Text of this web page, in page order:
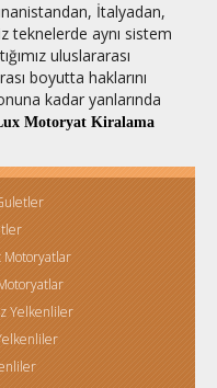
İtalyadan,
teknelerde aynı sistem
uluslararası
boyutta haklarını
kadar yanlarında
Motoryat Kiralama
Motoryatlar
Yelkenliler